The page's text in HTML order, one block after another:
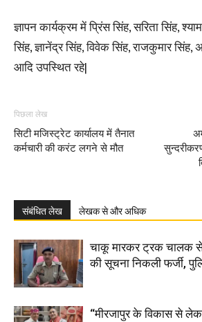
ज्ञापन कार्यक्रम में प्रिंस सिंह, सरिता सिंह,
सिंह, ज्ञानेंद्र सिंह, विवेक सिंह, राजकुमार सिंह,
आदि उपस्थित रहे|
पिछला लेख
सिटी मजिस्ट्रेट कार्यालय में तैनात
कर्मचारी की करंट लगने से मौत
संबंधित लेख लेखक से और अधिक
चाकू मारकर ट्रक चालक
की सूचना निकली फर्जी,
“मीरजापुर के विकास से